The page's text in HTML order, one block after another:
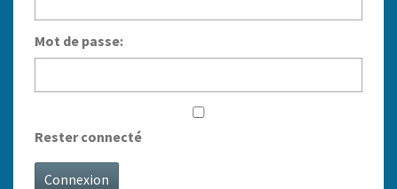
Mot de passe:
Rester connecté
Connexion